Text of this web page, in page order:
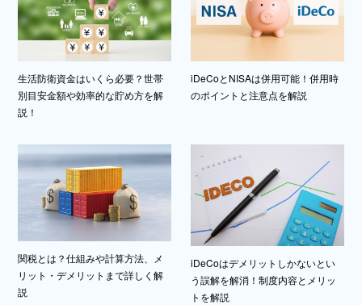
生活防衛資金はいくら必要？世帯
別目安金額や効率的な貯め方を解
説！
iDeCoとNISAは併用可能！併用時
のポイントと注意点を解説
関税とは？仕組みや計算方法、メ
リット・デメリットまで詳しく解
説
iDeCoはデメリットしかないとい
う誤解を解消！制度内容とメリッ
トを解説